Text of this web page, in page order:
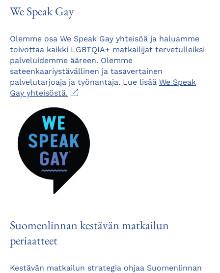
We Speak Gay
Olemme osa We Speak Gay yhteisöä ja haluamme
toivottaa kaikki LGBTQIA+ matkailijat tervetulleiksi
palveluidemme ääreen. Olemme
sateenkaariystävällinen ja tasavertainen
palvelutarjoaja ja työnantaja. Lue lisää We Speak
Gay yhteisöstä.
Aukeaa
Suomenlinnan kestävän matkailun
periaatteet
Kestävän matkailun strategia ohjaa Suomenlinnan